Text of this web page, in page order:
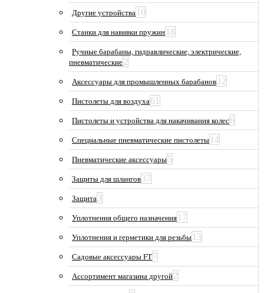
Другие устройства 10
Станки для навивки пружин 18
Ручные барабаны, гидравлические, электрические,
пневматические2
Аксессуары для промышленных барабанов 12
Пистолеты для воздуха61
Пистолеты и устройства для накачивания колес6
Специальные пневматические пистолеты 14
Пневматические аксессуары5
Защиты для шлангов37
Защита3
Уплотнения общего назначения 17
Уплотнения и герметики для резьбы 13
Садовые аксессуары FT7
Ассортимент магазина другой2